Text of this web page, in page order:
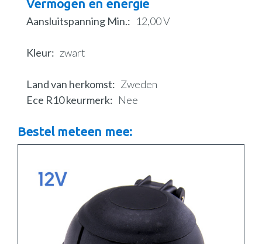
Vermogen en energie
Aansluitspanning Min. 12,00 V
Kleur zwart
Land van herkomst
Zweden
Ece R10 keurmerk
Nee
Bestel meteen mee: